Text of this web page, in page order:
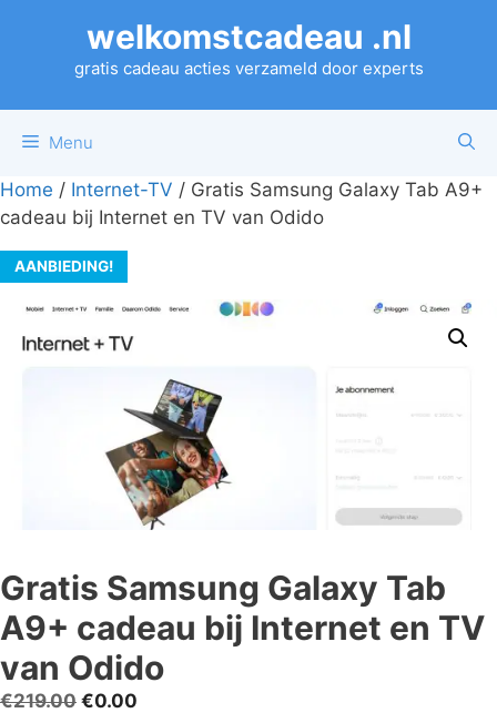
welkomstcadeau .nl
gratis cadeau acties verzameld door experts
Menu
Home / Internet-TV / Gratis Samsung Galaxy Tab A9+
cadeau bij Internet en TV van Odido
AANBIEDING!
Gratis Samsung Galaxy Tab
A9+ cadeau bij Internet en TV
van Odido
€219.00 Oorspronkelijke
€0.00